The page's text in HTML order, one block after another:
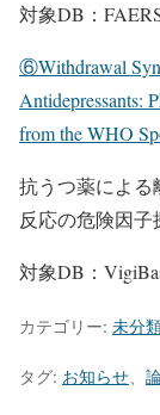
対象DB：
⑥Withdrawal
Antidepressants:
from the WHO
抗うつ薬による
反応の危険因子
対象DB：
カテゴリー: 未分
タグ: お知らせ